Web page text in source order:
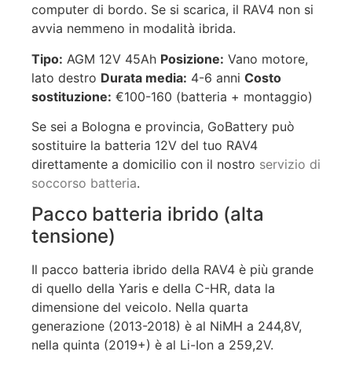
computer di bordo. Se si scarica, il RAV4 non si
avvia nemmeno in modalità ibrida.
Tipo: AGM 12V 45Ah Posizione: Vano motore,
lato destro Durata media: 4-6 anni Costo
sostituzione: €100-160 (batteria + montaggio)
Se sei a Bologna e provincia, GoBattery può
sostituire la batteria 12V del tuo RAV4
direttamente a domicilio con il nostro servizio di
soccorso batteria.
Pacco batteria ibrido (alta
tensione)
Il pacco batteria ibrido della RAV4 è più grande
di quello della Yaris e della C-HR, data la
dimensione del veicolo. Nella quarta
generazione (2013-2018) è al NiMH a 244,8V,
nella quinta (2019+) è al Li-Ion a 259,2V.